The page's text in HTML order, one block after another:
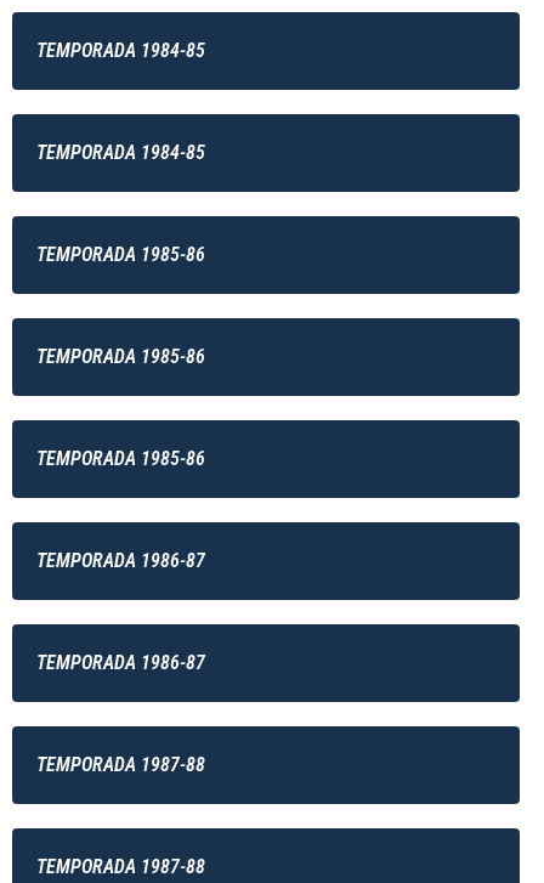
TEMPORADA 1984-85
TEMPORADA 1984-85
TEMPORADA 1985-86
TEMPORADA 1985-86
TEMPORADA 1985-86
TEMPORADA 1986-87
TEMPORADA 1986-87
TEMPORADA 1987-88
TEMPORADA 1987-88